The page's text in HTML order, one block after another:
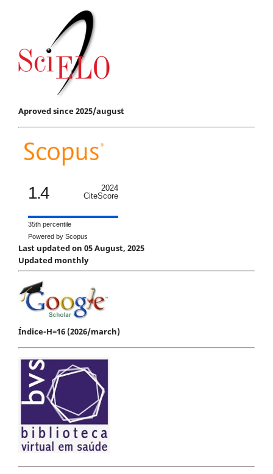
Aproved since 2025/august
1.4
2024
CiteScore
35th percentile
Powered by Scopus
Last updated on 05 August, 2025
Updated monthly
Índice-H=16 (2026/march)